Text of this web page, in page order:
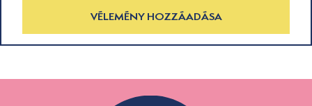
VÉLEMÉNY HOZZÁADÁSA